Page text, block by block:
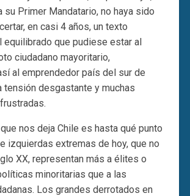
su Primer Mandatario, no haya sido
en casi 4 años, un texto
equilibrado que pudiese estar al
ciudadano mayoritario,
al emprendedor país del sur de
tensión desgastante y muchas
nos deja Chile es hasta qué punto
izquierdas extremas de hoy, que no
XX, representan más a élites o
minoritarias que a las
Los grandes derrotados en